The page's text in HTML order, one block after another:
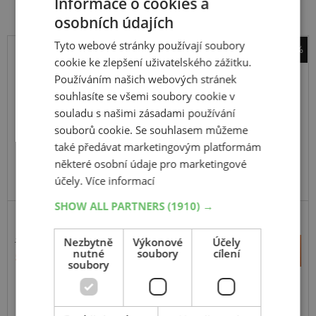
-47%
Pirelli
Diablo Supercorsa SP V4
200 60 R17
80W
TL,R
10 909 Kč
5 817 Kč
+
–
SKLADEM Expedujeme ještě dnes
Na prodejně v Opavě 20 ks.
osobních údajích
Tyto webové stránky používají soubory
cookie ke zlepšení uživatelského zážitku.
Používáním našich webových stránek
souhlasíte se všemi soubory cookie v
souladu s našimi zásadami používání
souborů cookie. Se souhlasem můžeme
také předávat marketingovým platformám
některé osobní údaje pro marketingové
účely.Více informací
SHOW ALL PARTNERS(1910) →
Nezbytně
nutné
soubory
Výkonové
soubory
Účely
cílení